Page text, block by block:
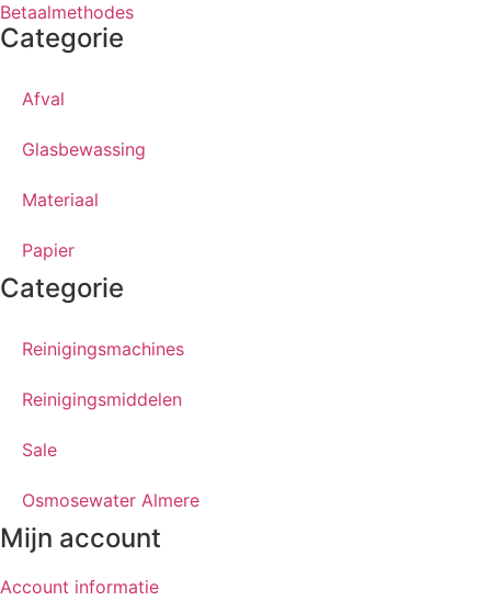
Betaalmethodes
Categorie
Afval
Glasbewassing
Materiaal
Papier
Categorie
Reinigingsmachines
Reinigingsmiddelen
Sale
Osmosewater Almere
Mijn account
Account informatie